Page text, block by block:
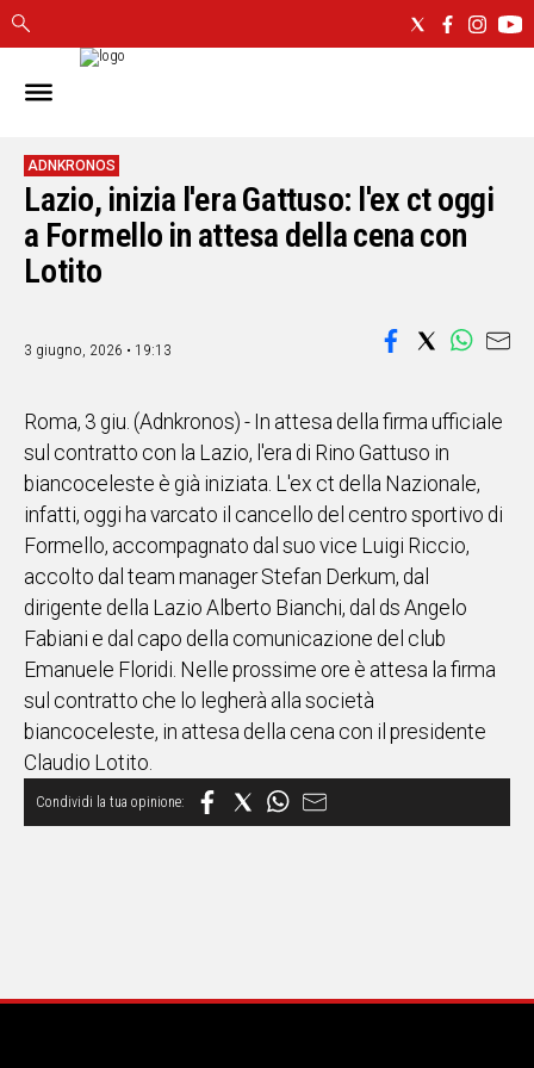
IN
CAGLIARI
SASSARI
NUORO
ORISTANO
OGLIASTRA
CAMPIDANO
ALTRE
NOTIZIE
POLITICA
ITALIA
NEL
MONDO
SPORT
EVENTI
STORIE
VIDEO
AL CANALE
ADNKRONOS
Lazio, inizia l'era Gattuso: l'ex ct oggi
a Formello in attesa della cena con
Lotito
3 giugno, 2026 • 19:13
Roma, 3 giu. (Adnkronos) - In attesa della firma ufficiale
sul contratto con la Lazio, l'era di Rino Gattuso in
biancoceleste è già iniziata. L'ex ct della Nazionale,
infatti, oggi ha varcato il cancello del centro sportivo di
Formello, accompagnato dal suo vice Luigi Riccio,
accolto dal team manager Stefan Derkum, dal
dirigente della Lazio Alberto Bianchi, dal ds Angelo
Fabiani e dal capo della comunicazione del club
Emanuele Floridi. Nelle prossime ore è attesa la firma
sul contratto che lo legherà alla società
biancoceleste, in attesa della cena con il presidente
Claudio Lotito.